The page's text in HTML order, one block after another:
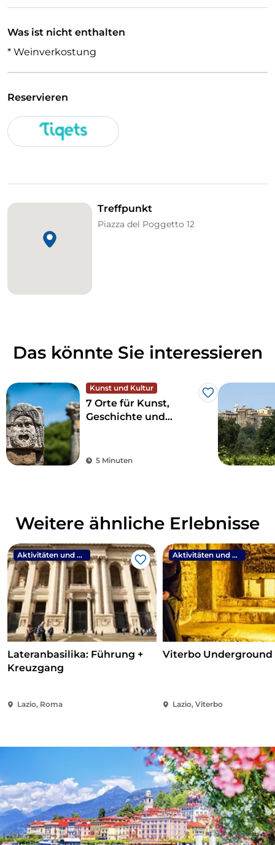
Was ist nicht enthalten
* Weinverkostung
Reservieren
Treffpunkt
Piazza del Poggetto 12
Das könnte Sie interessieren
Kunst und Kultur
Like
7 Orte für Kunst,
Geschichte und
5 Minuten
Weitere ähnliche Erlebnisse
Aktivitäten und Erlebnisse
Like
Lateranbasilika: Führung +
Kreuzgang
Lazio, Roma
Aktivitäten und Erlebnisse
Viterbo Underground
Lazio, Viterbo